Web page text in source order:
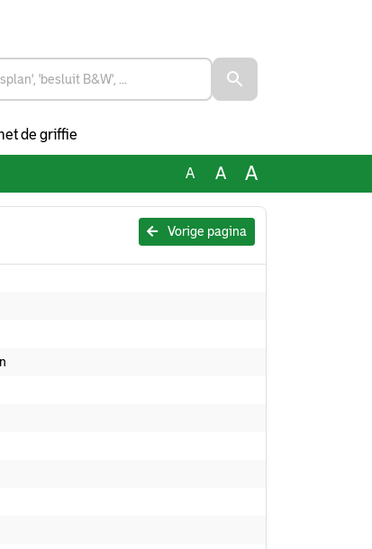
de griffie
A A A
Vorige pagina